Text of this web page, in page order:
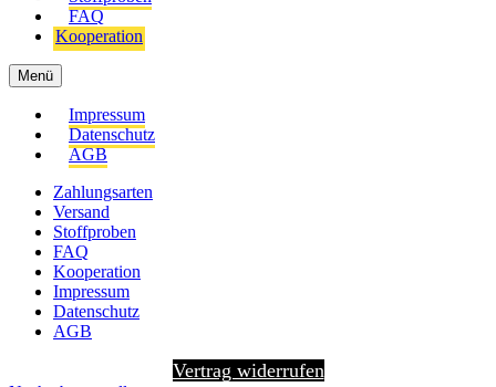
FAQ
Kooperation
Menü
Impressum
Datenschutz
AGB
Zahlungsarten
Versand
Stoffproben
FAQ
Kooperation
Impressum
Datenschutz
AGB
Vertrag widerrufen